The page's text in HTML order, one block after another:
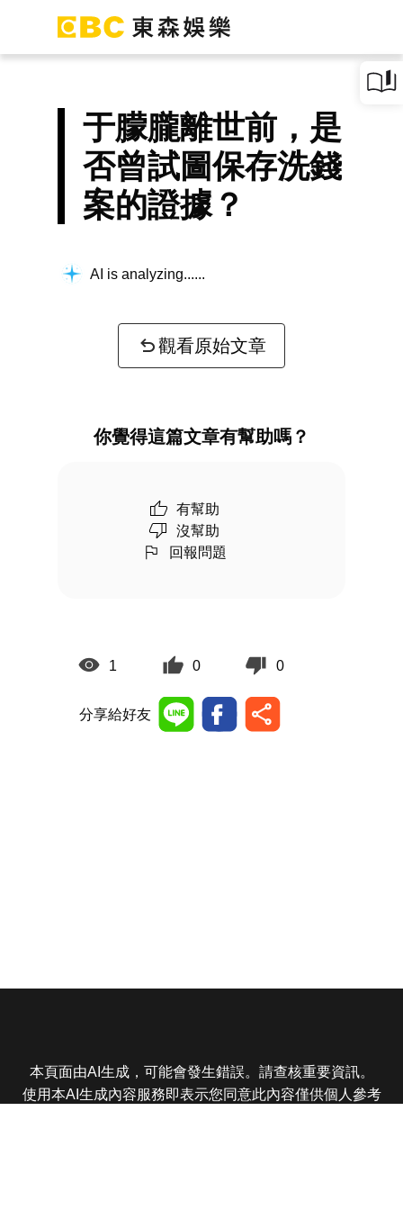
于朦朧離世前，是
否曾試圖保存洗錢
案的證據？
AI is analyzing...
觀看原始文章
你覺得這篇文章有幫助嗎？
有幫助
沒幫助
回報問題
1 0 0
分享給好友
本頁面由AI生成，可能會發生錯誤。請查核重要資訊。
使用本AI生成內容服務即表示您同意此內容僅供個人參考